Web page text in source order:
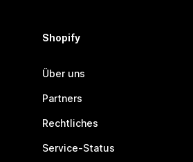
Shopify
Über uns
Partners
Rechtliches
Service-Status